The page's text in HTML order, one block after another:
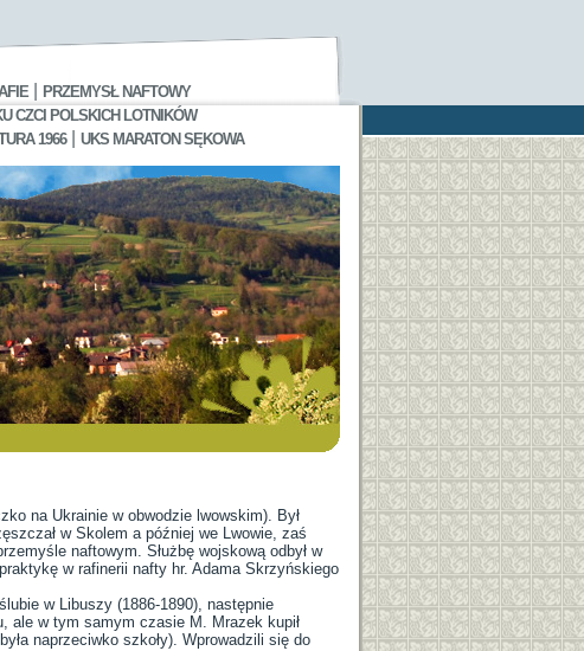
PRZEMYSŁ NAFTOWY
CZCI POLSKICH LOTNIKÓW
1966| UKS MARATON SĘKOWA
na Ukrainie w obwodzie lwowskim). Był
w Skolem a później we Lwowie, zaś
naftowym. Służbę wojskową odbył w
w rafinerii nafty hr. Adama Skrzyńskiego
w Libuszy (1886-1890), następnie
ale w tym samym czasie M. Mrazek kupił
naprzeciwko szkoły). Wprowadzili się do